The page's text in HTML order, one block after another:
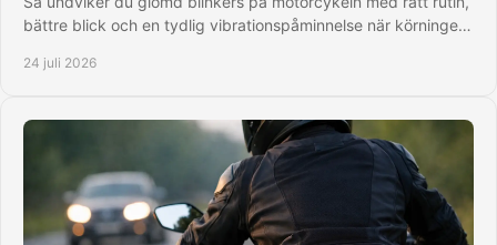
bättre blick och en tydlig vibrationspåminnelse när körningen
24 juli 2026